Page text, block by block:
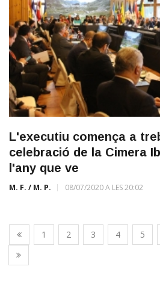
L'executiu comença a
celebració de la Cimera
l'any que ve
M. F. / M. P. 08/07/2020 A LES 20:02
1 2 3 4 5